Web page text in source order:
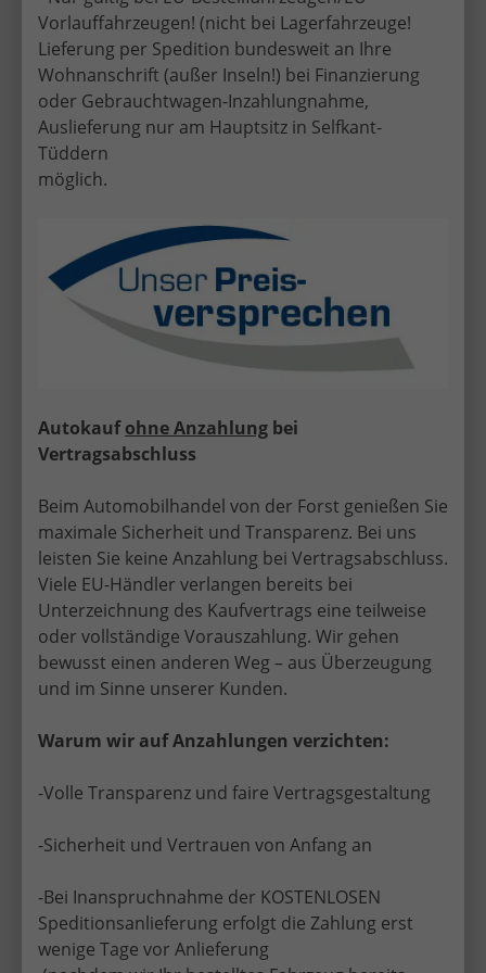
die Elektromobilität.
👉 Ideal für:
Stadt & Pendler
niedrige Betriebskosten
nachhaltiges Fahren
Cupra Formentor
Das Erfolgsmodell von Cupra – SUV trifft
Sportwagen-Feeling.
sportliches Design
starke Motoren
🔥Cupra TerramarEU-Neuwagen
Das neue SUV-Flaggschiff – mehr Platz, mehr
Technik, mehr Premium.
👉 Perfekt für:
Familien
modernes SUV-Fahren
Neuwagen
Das vollelektrische SUV-Coupé – Performance trifft
Zukunft.
Vorlauffahrzeugen! (nicht bei Lagerfahrzeuge!
Lieferung per Spedition bundesweit an Ihre
Wohnanschrift (außer Inseln!) bei Finanzierung
oder Gebrauchtwagen-Inzahlungnahme,
Auslieferung nur am Hauptsitz in Selfkant-
Tüddern
möglich.
Autokaufohne Anzahlung bei
Vertragsabschluss
Beim Automobilhandel von der Forst genießen Sie
maximale Sicherheit und Transparenz. Bei uns
leisten Sie keine Anzahlung bei Vertragsabschluss.
Viele EU-Händler verlangen bereits bei
Unterzeichnung des Kaufvertrags eine teilweise
oder vollständige Vorauszahlung. Wir gehen
bewusst einen anderen Weg – aus Überzeugung
und im Sinne unserer Kunden.
Warum wir auf Anzahlungen verzichten:
-Volle Transparenz und faire Vertragsgestaltung
-Sicherheit und Vertrauen von Anfang an
-Bei Inanspruchnahme der KOSTENLOSEN
Speditionsanlieferung erfolgt die Zahlung erst
wenige Tage vor Anlieferung